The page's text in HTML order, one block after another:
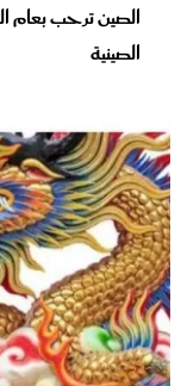
الصين ترحب بعام
الصينية